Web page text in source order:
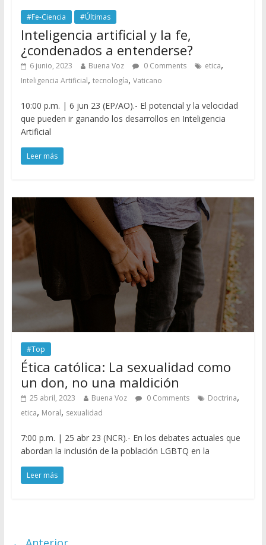
#Fe-Ciencia #Últimas
Inteligencia artificial y la fe,
¿condenados a entenderse?
6 junio, 2023 Buena Voz 0 Comments etica,
Inteligencia Artificial, tecnología, Vaticano
10:00 p.m. | 6 jun 23 (EP/AO).- El potencial y la velocidad
que pueden ir ganando los desarrollos en Inteligencia
Artificial
Leer más
#Top
Ética católica: La sexualidad como
un don, no una maldición
25 abril, 2023 Buena Voz 0 Comments Doctrina,
etica, Moral, sexualidad
7:00 p.m. | 25 abr 23 (NCR).- En los debates actuales que
abordan la inclusión de la población LGBTQ en la
Leer más